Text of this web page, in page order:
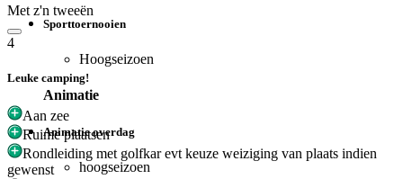
Sporttoernooien
Hoogseizoen
Animatie
Animatie overdag
hoogseizoen
Met z'n tweeën
4
Leuke camping!
Aan zee
Ruime plaatsen
Rondleiding met golfkar evt keuze weiziging van plaats indien
gewenst